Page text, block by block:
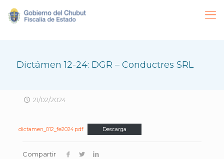
Dictámen 12-24: DGR – Conductres SRL
21/02/2024
dictamen_012_fe2024.pdf Descarga
Compartir